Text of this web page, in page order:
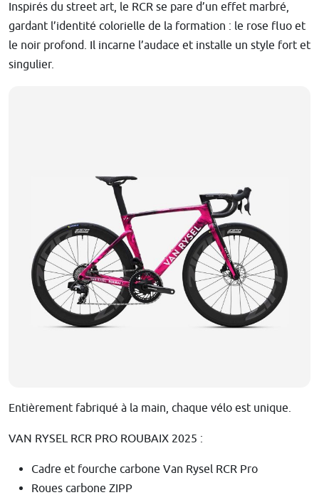
Inspirés du street art, le RCR se pare d’un effet marbré,
gardant l’identité colorielle de la formation : le rose fluo et
le noir profond. Il incarne l’audace et installe un style fort et
singulier.
Entièrement fabriqué à la main, chaque vélo est unique.
VAN RYSEL RCR PRO ROUBAIX 2025 :
Cadre et fourche carbone Van Rysel RCR Pro
Roues carbone ZIPP